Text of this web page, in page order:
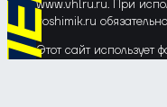
www.vhlru.ru. При
voshimik.ru обязательна
Этот сайт использует